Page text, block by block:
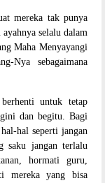
mereka tak punya
ayahnya selalu dalam
Maha Menyayangi
Nya sebagaimana
untuk tetap
dan begitu. Bagi
hal seperti jangan
saku jangan terlalu
hormati guru,
mereka yang bisa